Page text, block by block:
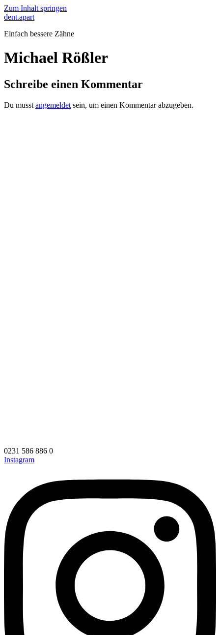
Zum Inhalt springen
dent.apart
Einfach bessere Zähne
Michael Rößler
Schreibe einen Kommentar
Du musst angemeldet sein, um einen Kommentar abzugeben.
0231 586 886 0
Instagram